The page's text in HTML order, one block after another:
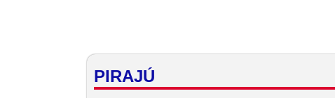
PIRAJÚ